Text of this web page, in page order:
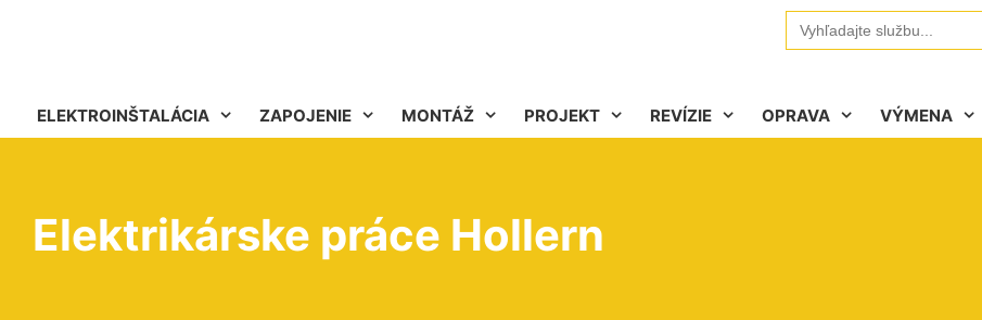
Search
for:
ELEKTROINŠTALÁCIA ZAPOJENIE MONTÁŽ PROJEKT REVÍZIE OPRAVA VÝMENA
Elektrikárske práce Hollern